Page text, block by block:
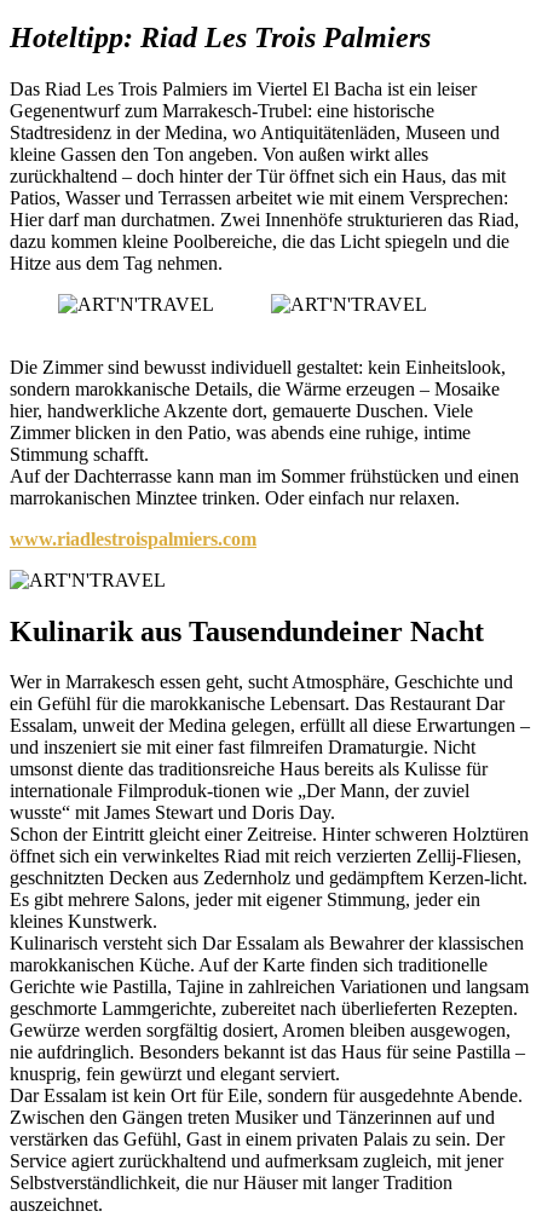
Hoteltipp: Riad Les Trois Palmiers
Das Riad Les Trois Palmiers im Viertel El Bacha ist ein leiser
Gegenentwurf zum Marrakesch-Trubel: eine historische
Stadtresidenz in der Medina, wo Antiquitätenläden, Museen und
kleine Gassen den Ton angeben. Von außen wirkt alles
zurückhaltend – doch hinter der Tür öffnet sich ein Haus, das mit
Patios, Wasser und Terrassen arbeitet wie mit einem Versprechen:
Hier darf man durchatmen. Zwei Innenhöfe strukturieren das Riad,
dazu kommen kleine Poolbereiche, die das Licht spiegeln und die
Hitze aus dem Tag nehmen.
Die Zimmer sind bewusst individuell gestaltet: kein Einheitslook,
sondern marokkanische Details, die Wärme erzeugen – Mosaike
hier, handwerkliche Akzente dort, gemauerte Duschen. Viele
Zimmer blicken in den Patio, was abends eine ruhige, intime
Stimmung schafft.
Auf der Dachterrasse kann man im Sommer frühstücken und einen
marrokanischen Minztee trinken. Oder einfach nur relaxen.
www.riadlestroispalmiers.com
Kulinarik aus Tausendundeiner Nacht
Wer in Marrakesch essen geht, sucht Atmosphäre, Geschichte und
ein Gefühl für die marokkanische Lebensart. Das Restaurant Dar
Essalam, unweit der Medina gelegen, erfüllt all diese Erwartungen –
und inszeniert sie mit einer fast filmreifen Dramaturgie. Nicht
umsonst diente das traditionsreiche Haus bereits als Kulisse für
internationale Filmproduk-tionen wie „Der Mann, der zuviel
wusste“ mit James Stewart und Doris Day.
Schon der Eintritt gleicht einer Zeitreise. Hinter schweren Holztüren
öffnet sich ein verwinkeltes Riad mit reich verzierten Zellij-Fliesen,
geschnitzten Decken aus Zedernholz und gedämpftem Kerzen-licht.
Es gibt mehrere Salons, jeder mit eigener Stimmung, jeder ein
kleines Kunstwerk.
Kulinarisch versteht sich Dar Essalam als Bewahrer der klassischen
marokkanischen Küche. Auf der Karte finden sich traditionelle
Gerichte wie Pastilla, Tajine in zahlreichen Variationen und langsam
geschmorte Lammgerichte, zubereitet nach überlieferten Rezepten.
Gewürze werden sorgfältig dosiert, Aromen bleiben ausgewogen,
nie aufdringlich. Besonders bekannt ist das Haus für seine Pastilla –
knusprig, fein gewürzt und elegant serviert.
Dar Essalam ist kein Ort für Eile, sondern für ausgedehnte Abende.
Zwischen den Gängen treten Musiker und Tänzerinnen auf und
verstärken das Gefühl, Gast in einem privaten Palais zu sein. Der
Service agiert zurückhaltend und aufmerksam zugleich, mit jener
Selbstverständlichkeit, die nur Häuser mit langer Tradition
auszeichnet.